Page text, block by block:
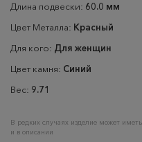
Длина подвески: 60.0 мм
Цвет Металла: Красный
Для кого: Для женщин
Цвет камня: Синий
Вес: 9.71
В редких случаях изделие может
и в описании